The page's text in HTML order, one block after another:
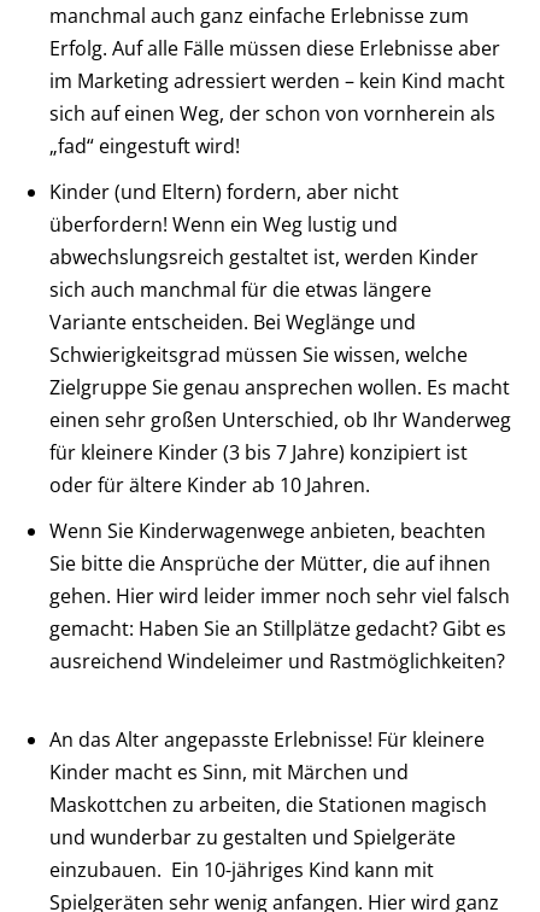
manchmal auch ganz einfache Erlebnisse zum
Erfolg. Auf alle Fälle müssen diese Erlebnisse aber
im Marketing adressiert werden – kein Kind macht
sich auf einen Weg, der schon von vornherein als
„fad“ eingestuft wird!
Kinder (und Eltern) fordern, aber nicht
überfordern! Wenn ein Weg lustig und
abwechslungsreich gestaltet ist, werden Kinder
sich auch manchmal für die etwas längere
Variante entscheiden. Bei Weglänge und
Schwierigkeitsgrad müssen Sie wissen, welche
Zielgruppe Sie genau ansprechen wollen. Es macht
einen sehr großen Unterschied, ob Ihr Wanderweg
für kleinere Kinder (3 bis 7 Jahre) konzipiert ist
oder für ältere Kinder ab 10 Jahren.
Wenn Sie Kinderwagenwege anbieten, beachten
Sie bitte die Ansprüche der Mütter, die auf ihnen
gehen. Hier wird leider immer noch sehr viel falsch
gemacht: Haben Sie an Stillplätze gedacht? Gibt es
ausreichend Windeleimer und Rastmöglichkeiten?
An das Alter angepasste Erlebnisse! Für kleinere
Kinder macht es Sinn, mit Märchen und
Maskottchen zu arbeiten, die Stationen magisch
und wunderbar zu gestalten und Spielgeräte
einzubauen. Ein 10-jähriges Kind kann mit
Spielgeräten sehr wenig anfangen. Hier wird ganz